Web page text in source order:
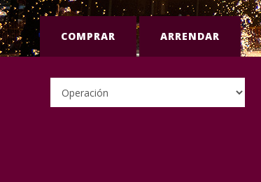
COMPRAR ARRENDAR